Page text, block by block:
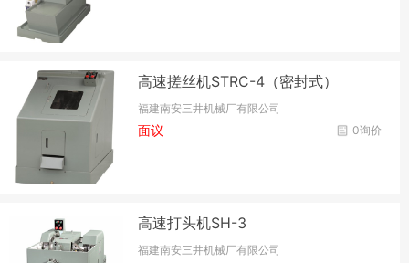
高速搓丝机STRC-4（密封式）
福建南安三井机械厂有限公司
0询价
面议
高速打头机SH-3
福建南安三井机械厂有限公司